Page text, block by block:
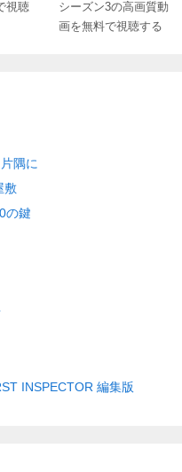
視聴
シーズン3の高画質動
画を無料で視聴する
隅に
敷
の鍵
INSPECTOR 編集版